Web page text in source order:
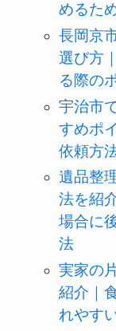
めるた
長岡京
選び方
る際の
宇治市
すめポ
依頼方
遺品整
法を紹
場合に
法
実家の
紹介｜
れやす